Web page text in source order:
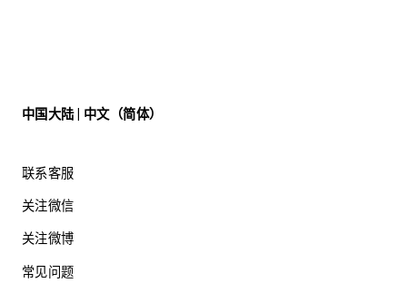
中国大陆 | 中文（简体）
联系客服
关注微信
关注微博
常见问题